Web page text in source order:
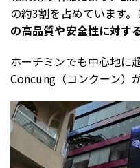
の約3割を占めています。
の高品質や安全性に対す
ホーチミンでも中心地に
Concung（コンクーン）